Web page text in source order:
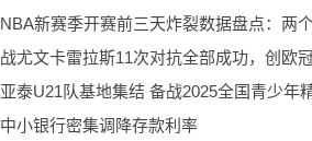
NBA新赛季开赛前三天炸裂数据盘点：两
战尤文卡雷拉斯11次对抗全部成功，创欧
亚泰U21队基地集结 备战2025全国青少年
中小银行密集调降存款利率